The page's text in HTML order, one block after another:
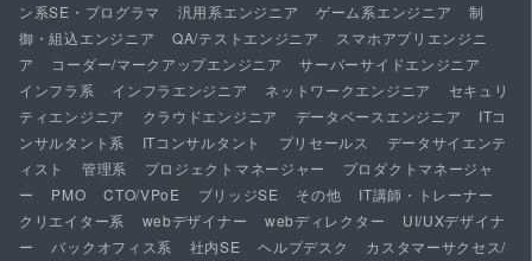
ン系SE・プログラマ
汎用系エンジニア ゲーム系エンジニア
制
御・組込エンジニア
QA/テストエンジニア
スマホアプリエンジニ
ア
コーダー/マークアップエンジニア
サーバーサイドエンジニア
インフラ系
インフラエンジニア ネットワークエンジニア
セキュリ
ティエンジニア
クラウドエンジニア データベースエンジニア
ITコ
ンサルタント系
ITコンサルタント プリセールス
データサイエンテ
ィスト
管理系 プロジェクトマネージャー
プロダクトマネージャ
ー
PMO CTO/VPoE ブリッジSE その他
IT講師・トレーナー
クリエイター系
webデザイナー webディレクター
UI/UXデザイナ
ー
バックオフィス系 社内SE ヘルプデスク
カスタマーサクセス/